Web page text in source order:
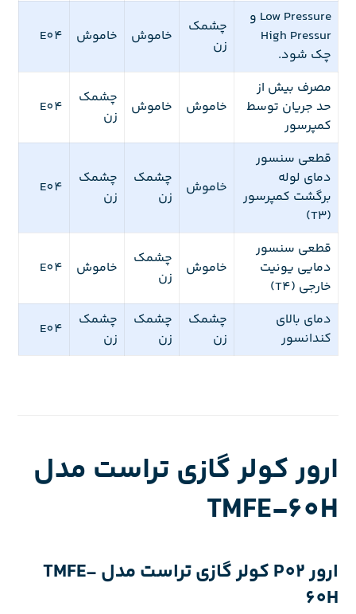
Low Pressure و
High Pressur
چک شود.
چشمک
زن
خاموش خاموش E04
مصرف بیش از
حد جریان توسط
کمپرسور
خاموش خاموش
چشمک
زن
E04
قطعی سنسور
دمای لوله
برگشت کمپرسور
(T3)
خاموش
چشمک
زن
چشمک
زن
E04
قطعی سنسور
دمایی یونیت
خارجی (T4)
خاموش
چشمک
زن
خاموش E04
دمای بالای
کندانسور
چشمک
زن
چشمک
زن
چشمک
زن
E04
ارور کولر گازی تراست مدل
TMFE-60H
ارور P02 کولر گازی تراست مدل TMFE-
60H